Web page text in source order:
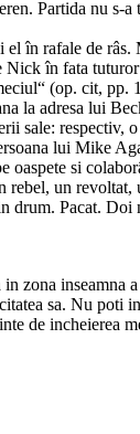
Partida nu s-a
în rafale de
în fata
(op. cit, pp.
la adresa lui
sale: respectiv,
lui Mike
oaspete si
un
drum. Pacat.
zona inseamna
sa. Nu poti
de